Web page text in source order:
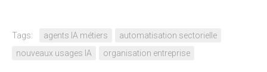
Tags: agents IA métiers
automatisation sectorielle
nouveaux usages IA
organisation entreprise